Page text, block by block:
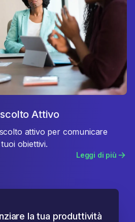
Attivo
attivo per comunicare
obiettivi.
Leggi di più
la tua produttività